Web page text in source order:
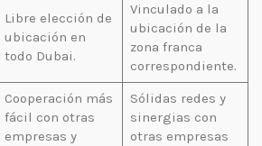
Libre elección de
ubicación en
todo Dubai.
Vinculado a la
ubicación de la
zona franca
correspondiente.
Cooperación más
fácil con otras
empresas y
Sólidas redes y
sinergias con
otras empresas